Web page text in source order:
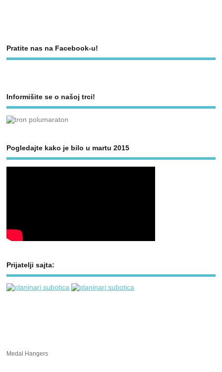
Pratite nas na Facebook-u!
Informišite se o našoj trci!
Pogledajte kako je bilo u martu 2015
Prijatelji sajta:
Medal Hangers